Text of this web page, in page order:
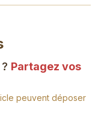
Partagez vos
peuvent déposer